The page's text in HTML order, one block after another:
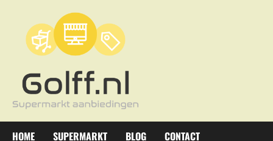
inhoud
HOME SUPERMARKT BLOG CONTACT